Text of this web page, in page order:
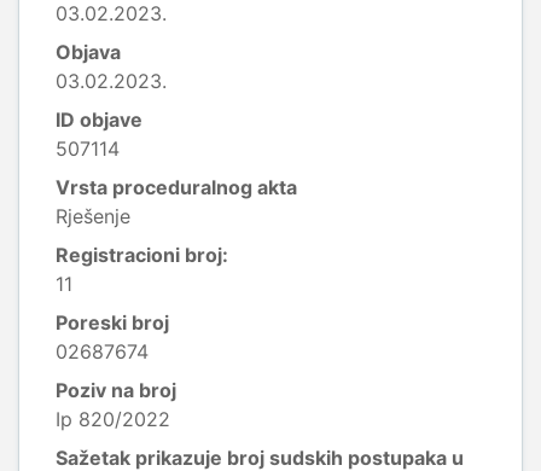
03.02.2023.
Objava
03.02.2023.
ID objave
507114
Vrsta proceduralnog akta
Rješenje
Registracioni broj:
11
Poreski broj
02687674
Poziv na broj
Ip 820/2022
Sažetak prikazuje broj sudskih postupaka u